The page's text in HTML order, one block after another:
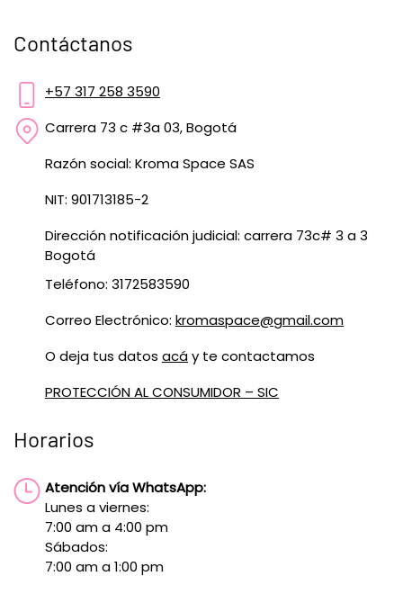
Contáctanos
+57 317 258 3590
Carrera 73 c #3a 03, Bogotá
Razón social: Kroma Space SAS
NIT: 901713185-2
Dirección notificación judicial: carrera 73c# 3 a 3
Bogotá
Teléfono: 3172583590
Correo Electrónico: kromaspace@gmail.com
O deja tus datos acáy te contactamos
PROTECCIÓN AL CONSUMIDOR – SIC
Horarios
Atención vía WhatsApp:
Lunes a viernes:
7:00 am a 4:00 pm
Sábados:
7:00 am a 1:00 pm